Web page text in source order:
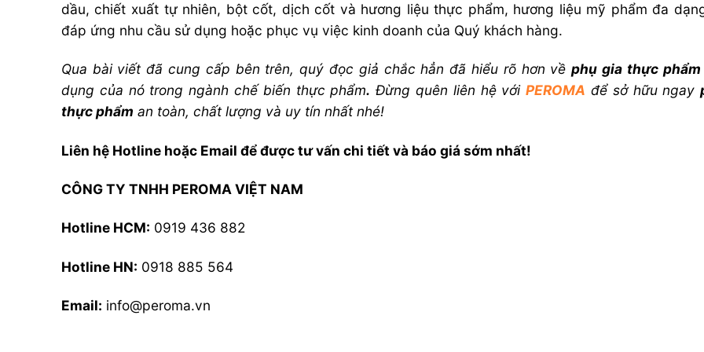
dầu, chiết xuất tự nhiên, bột cốt, dịch cốt và hương liệu thực phẩm, hương liệu mỹ phẩm đa
đáp ứng nhu cầu sử dụng hoặc phục vụ việc kinh doanh của Quý khách hàng.
Qua bài viết đã cung cấp bên trên, quý đọc giả chắc hẳn đã hiểu rõ hơn vềphụ gia thực
dụng của nó trong ngành chế biến thực phẩm. Đừng quên liên hệ vớiPEROMA để sở hữu ngay
thực phẩm an toàn, chất lượng và uy tín nhất nhé!
Liên hệ Hotline hoặc Email để được tư vấn chi tiết và báo giá sớm nhất!
CÔNG TY TNHH PEROMA VIỆT NAM
Hotline HCM: 0919 436 882
Hotline HN: 0918 885 564
Email: info@peroma.vn